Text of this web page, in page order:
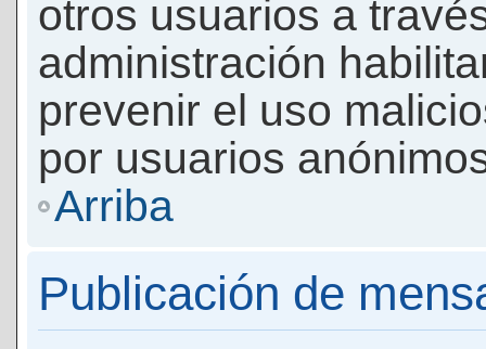
otros usuarios a
administración
prevenir el uso
por usuarios
Arriba
Publicación de